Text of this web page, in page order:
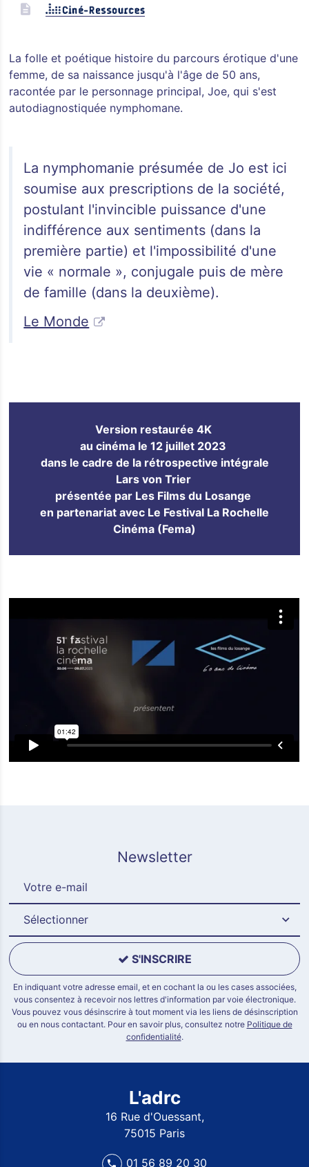
La folle et poétique histoire du parcours érotique d'une
femme, de sa naissance jusqu'à l'âge de 50 ans,
racontée par le personnage principal, Joe, qui s'est
autodiagnostiquée nymphomane.
La nymphomanie présumée de Jo est ici
soumise aux prescriptions de la société,
postulant l'invincible puissance d'une
indifférence aux sentiments (dans la
première partie) et l'impossibilité d'une
vie « normale », conjugale puis de mère
de famille (dans la deuxième).
Le Monde
Version restaurée 4K
au cinéma le 12 juillet 2023
dans le cadre de la rétrospective intégrale
Lars von Trier
présentée par Les Films du Losange
en partenariat avec Le Festival La Rochelle
Cinéma (Fema)
Newsletter
Sélectionner
S'INSCRIRE
En indiquant votre adresse email, et en cochant la ou les cases associées,
vous consentez à recevoir nos lettres d'information par voie électronique.
Vous pouvez vous désinscrire à tout moment via les liens de désinscription
ou en nous contactant. Pour en savoir plus, consultez notre Politique de
confidentialité.
L'adrc
16 Rue d'Ouessant,
75015 Paris
01 56 89 20 30